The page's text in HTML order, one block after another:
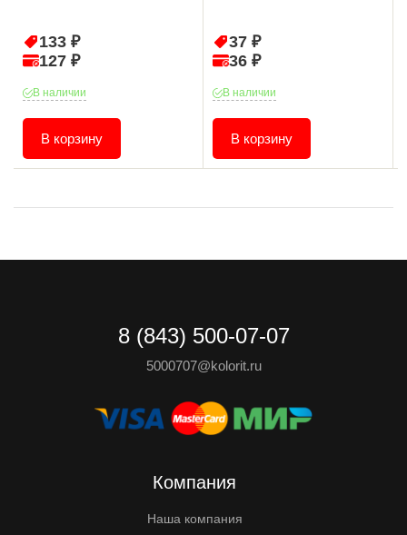
133 ₽
127 ₽
В наличии
В корзину
37 ₽
36 ₽
В наличии
В корзину
8 (843) 500-07-07
5000707@kolorit.ru
Компания
Наша компания